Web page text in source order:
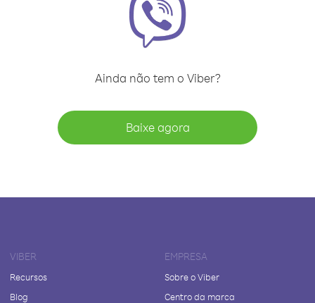
Ainda não tem o Viber?
Baixe agora
VIBER
Recursos
Blog
EMPRESA
Sobre o Viber
Centro da marca